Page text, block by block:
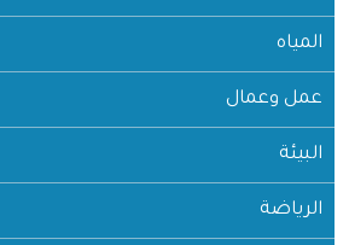
المياه
عمل وعمال
البيئة
الرياضة